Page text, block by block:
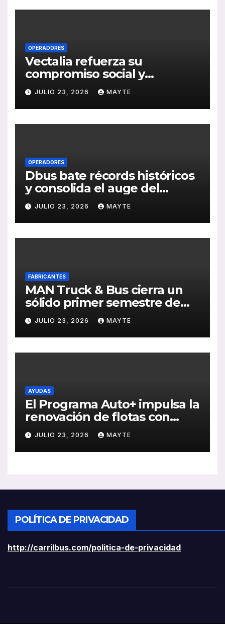
OPERADORES
Vectalia refuerza su
compromiso social y
medioambiental con la
publicación de su Memoria
de RSC 2025
JULIO 23, 2026 MAYTE
OPERADORES
Dbus bate récords históricos
y consolida el auge del
transporte público en San
Sebastián
JULIO 23, 2026 MAYTE
FABRICANTES
MAN Truck & Bus cierra un
sólido primer semestre de
2026 con crecimiento en
ventas, pedidos y
rentabilidad
JULIO 23, 2026 MAYTE
AYUDAS
El Programa Auto+ impulsa la
renovación de flotas con
ayudas a vehículos eléctricos
ligeros
JULIO 23, 2026 MAYTE
POLÍTICA DE PRIVACIDAD
http://carrilbus.com/politica-de-privacidad